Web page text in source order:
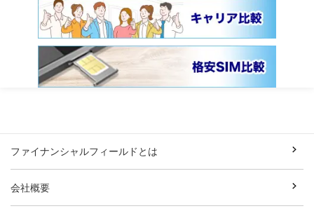
ファイナンシャルフィールドとは
会社概要